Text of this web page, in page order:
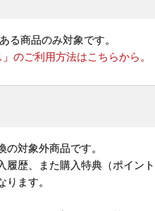
る商品のみ対象です。
のご利用方法はこちらから。
の対象外商品です。
履歴、また購入特典（ポイン
ります。